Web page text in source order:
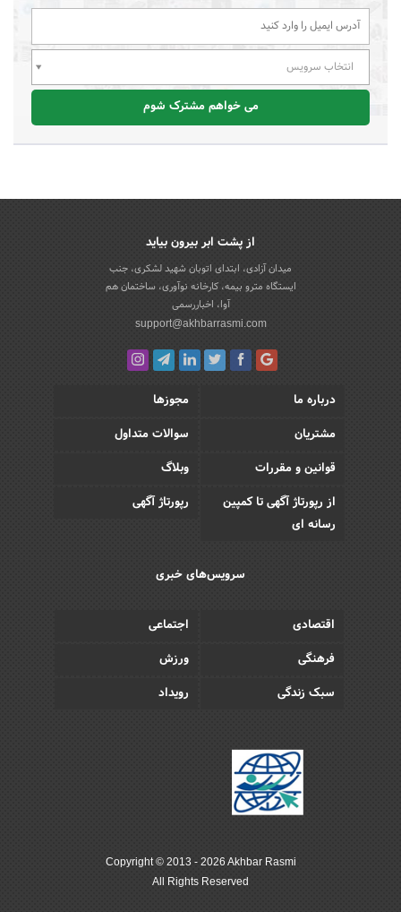
انتخاب سرویس
می خواهم مشترک شوم
از پشت ابر بیرون بیاید
میدان آزادی، ابتدای اتوبان شهید لشکری، جنب
ایستگاه مترو بیمه، کارخانه نوآوری، ساختمان هم
آوا، اخباررسمی
support@akhbarrasmi.com
درباره ما
مجوزها
مشتریان
سوالات متداول
قوانین و مقررات
وبلاگ
از رپورتاژ آگهی تا کمپین
رسانه ای
رپورتاژ آگهی
سرویس‌های خبری
اقتصادی
اجتماعی
فرهنگی
ورزش
سبک زندگی
رویداد
Copyright © 2013 - 2026 Akhbar Rasmi
All Rights Reserved